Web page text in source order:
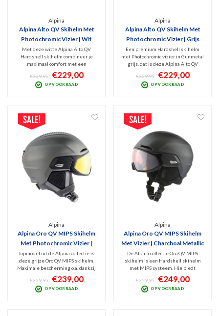
Alpina
Alpina Alto QV Skihelm Met
Photochromic Vizier | Wit
Met deze witte Alpina Alto QV
Hardshell skihelm combineer je
maximaal comfort met een
topkwaliteit Photochromic vizier.
Optimale bescherming en ventilatie
en optimaal zicht bij nagenoeg elk
€329,95 €229,00
OP VOORRAAD
Alpina
Alpina Alto QV Skihelm Met
Photochromic Vizier | Grijs
Een premium Hardshell skihelm
met Photochromic vizier in Gunmetal
grijs, dat is deze Alpina Alto QV
skihelm. Perfect zicht bij nagenoeg
ieder weertype, fijne ventilatie,
goede bescherming én het TRM
€329,95 €229,00
OP VOORRAAD
Alpina
Alpina Oro QV MIPS Skihelm
Met Photochromic Vizier |
Grijs
Topmodel uit de Alpina collectie is
deze grijze Oro QV MIPS skihelm.
Maximale bescherming o.a. dankzij
MIPS, het geavanceerde,
meekleurend QuattroVarioflex vizier.
Topkwaliteit in specificaties en v.v.
€359,95 €239,00
OP VOORRAAD
Alpina
Alpina Oro QV MIPS Skihelm
Met Vizier | Charchoal Metallic
De Alpina collectie Oro QV MIPS
skihelm is een Hardshell skihelm
met MIPS systeem. Hie biedt
maximale bescherming, een
geavanceerd, meekleurend
QuattroVarioflex vizier en TRM
€359,95 €249,00
OP VOORRAAD